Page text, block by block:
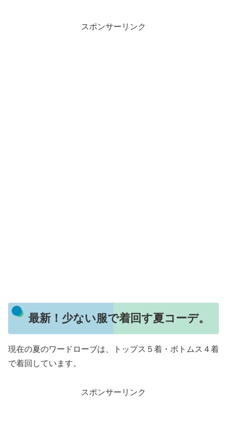
スポンサーリンク
最新！少ない服で着回す夏コーデ。
現在の夏のワードローブは、トップス５着・ボトムス４着
で着回しています。
スポンサーリンク